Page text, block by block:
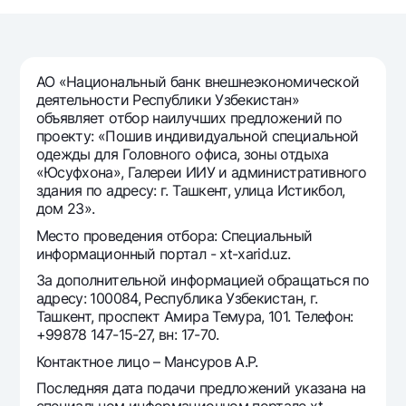
Золотые слитки от НБУ
Серебряный депозит
Visa FIFA
Mastercard
Зарплатные
Garmin pay
Тарифы
Акции
Мобильное приложение Milliy
Часто задаваемые вопросы
Ищите по сайту
Найти
Часто задаваемые вопросы
Пресс-центр
АО «Национальный банк внешнеэкономической
деятельности Республики Узбекистан»
объявляет отбор наилучших предложений по
проекту: «Пошив индивидуальной специальной
одежды для Головного офиса, зоны отдыха
«Юсуфхона», Галереи ИИУ и административного
здания по адресу: г. Ташкент, улица Истикбол,
дом 23».
Место проведения отбора: Специальный
информационный портал - xt-xarid.uz.
За дополнительной информацией обращаться по
адресу: 100084, Республика Узбекистан, г.
Ташкент, проспект Амира Темура, 101. Телефон:
+99878 147-15-27, вн: 17-70.
Контактное лицо – Мансуров А.Р.
Последняя дата подачи предложений указана на